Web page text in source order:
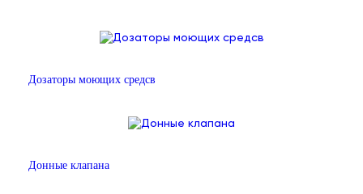
Дозаторы моющих средсв
Донные клапана